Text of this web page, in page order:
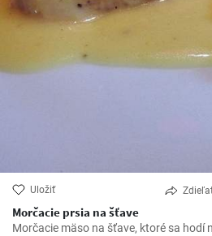
Uložiť
Morčacie prsia na šťave
Morčacie mäso na šťave, ktoré sa hodí